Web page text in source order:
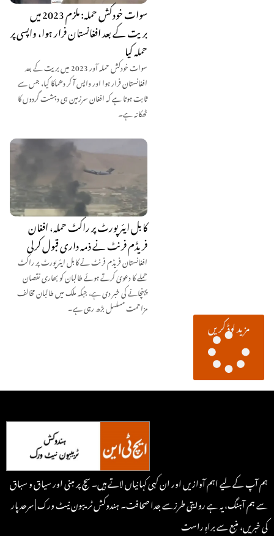
سوات خودکش حملہ: ملزم 2023 میں
بریت کے بعد افغانستان فرار ہوا، واپسی پر
حملہ کیا
سوات خودکش حملہ آور 2023 میں بریت کے بعد
افغانستان فرار ہوا اور واپس آ کر دھماکا کیا، جس سے
ثابت ہوتا ہے کہ افغان سرزمین ہی دہشت گردوں کا
ٹھکانہ ہے۔
کابل ایئرپورٹ پر راکٹ حملہ، افغان
فریڈم فرنٹ نے ذمہ داری قبول کرلی
افغانستان فریڈم فرنٹ نے کابل ایئرپورٹ پر راکٹ
حملے کا دعویٰ کرتے ہوئے طالبان کو بھاری نقصان
پہنچانے کی خبر دی ہے، جبکہ ملک میں طالبان مخالف
مزاحمت مسلسل بڑھ رہی ہے۔
مزید لوڈ کریں
ہم آپ کے لیے اہم آوازیں اور ان کہی کہانیاں لاتے ہیں۔ سچ پر مبنی اور سیاق و سباق
سے ہم آہنگ، یہ ہے روایتی طرزسے جدا صحافت۔ ہندوکش ٹریبون نیٹ ورک | سرحد پار
کی خبریں، منبع سے براہِ راست